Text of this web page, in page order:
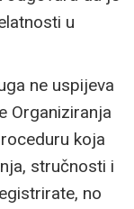
u
ne uspijeva
Organiziranja
koja
stručnosti i
no